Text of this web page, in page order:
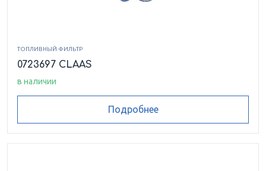
ТОПЛИВНЫЙ ФИЛЬТР
0723697 CLAAS
в наличии
Подробнее